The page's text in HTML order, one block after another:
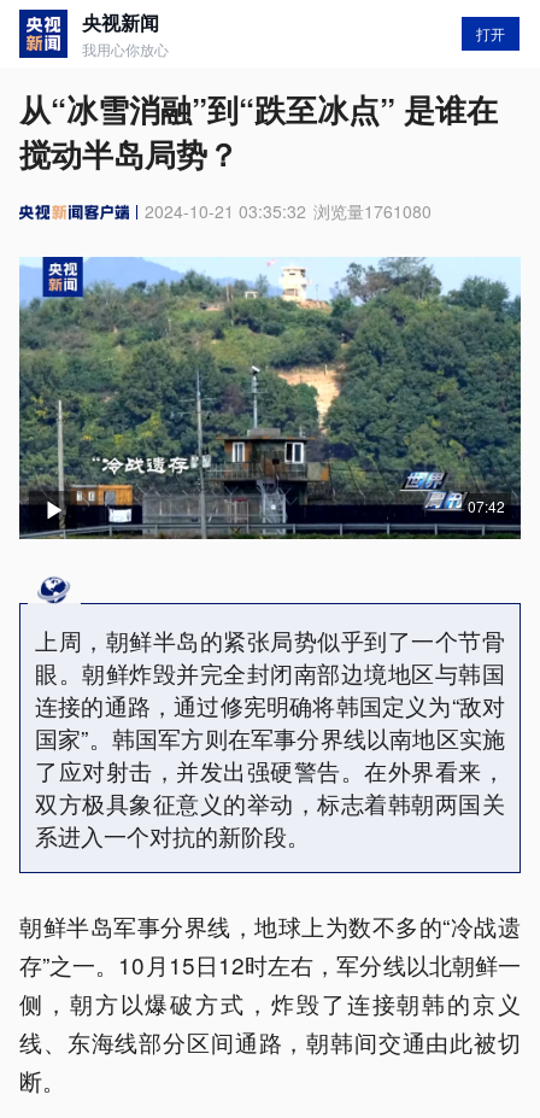
央视新闻
我用心你放心
打开
从“冰雪消融”到“跌至冰点” 是谁在
搅动半岛局势？
2024-10-21 03:35:32 浏览量1761080
07:42
上周，朝鲜半岛的紧张局势似乎到了一个节骨
眼。朝鲜炸毁并完全封闭南部边境地区与韩国
连接的通路，通过修宪明确将韩国定义为“敌对
国家”。韩国军方则在军事分界线以南地区实施
了应对射击，并发出强硬警告。在外界看来，
双方极具象征意义的举动，标志着韩朝两国关
系进入一个对抗的新阶段。
朝鲜半岛军事分界线，地球上为数不多的“冷战遗
存”之一。10月15日12时左右，军分线以北朝鲜一
侧，朝方以爆破方式，炸毁了连接朝韩的京义
线、东海线部分区间通路，朝韩间交通由此被切
断。